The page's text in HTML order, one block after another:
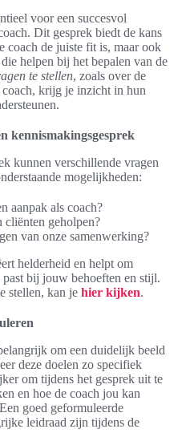
voor een succesvol
Dit gesprek biedt de kans
coach de juiste fit is, maar ook
die helpen bij het bepalen van de
te stellen, zoals over de
krijg je inzicht in hun
kennismakingsgesprek
kunnen verschillende vragen
mogelijkheden:
aanpak als coach?
cliënten geholpen?
van onze samenwerking?
helderheid en helpt om
bij jouw behoeften en stijl.
stellen, kan je hier kijken.
om een duidelijk beeld
deze doelen zo specifiek
om tijdens het gesprek uit te
en hoe de coach jou kan
goed geformuleerde
leidraad zijn tijdens de